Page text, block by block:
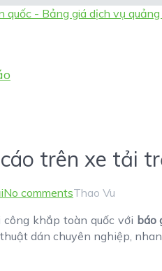
trên xe tải
No commentsThao Vu
khắp toàn quốc với báo
dán chuyên nghiệp,